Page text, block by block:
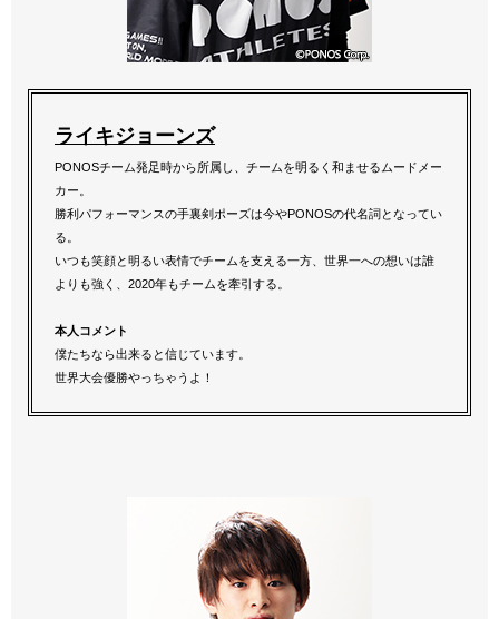
ライキジョーンズ
PONOSチーム発足時から所属し、チームを明るく和ませるムードメー
カー。
勝利パフォーマンスの手裏剣ポーズは今やPONOSの代名詞となってい
る。
いつも笑顔と明るい表情でチームを支える一方、世界一への想いは誰
よりも強く、2020年もチームを牽引する。
本人コメント
僕たちなら出来ると信じています。
世界大会優勝やっちゃうよ！